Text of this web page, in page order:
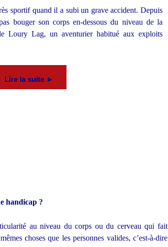
sportif quand il a subi un grave accident. Depuis
bouger son corps en-dessous du niveau de la
Loury Lag, un aventurier habitué aux exploits
Lire la suite ►
handicap ?
au niveau du corps ou du cerveau qui fait
choses que les personnes valides, c’est-à-dire